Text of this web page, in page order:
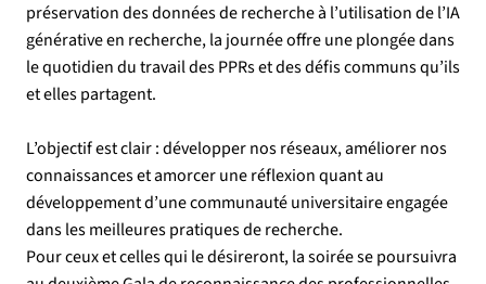
préservation des données de recherche à l’utilisation de l’IA
générative en recherche, la journée offre une plongée dans
le quotidien du travail des PPRs et des défis communs qu’ils
et elles partagent.
L’objectif est clair : développer nos réseaux, améliorer nos
connaissances et amorcer une réflexion quant au
développement d’une communauté universitaire engagée
dans les meilleures pratiques de recherche.
Pour ceux et celles qui le désireront, la soirée se poursuivra